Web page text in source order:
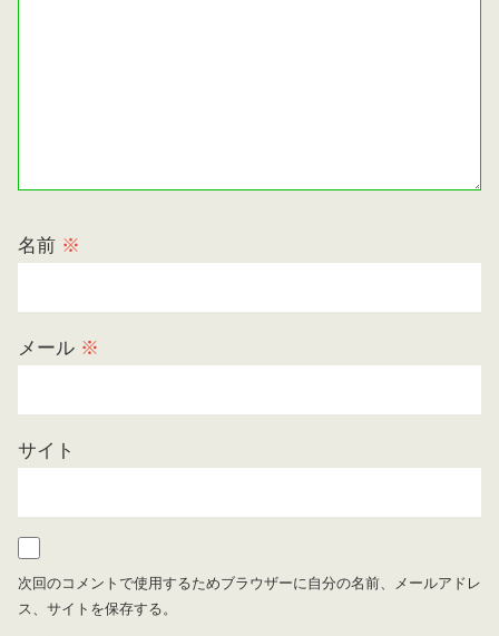
名前 ※
メール ※
サイト
次回のコメントで使用するためブラウザーに自分の名前、メールアドレ
ス、サイトを保存する。